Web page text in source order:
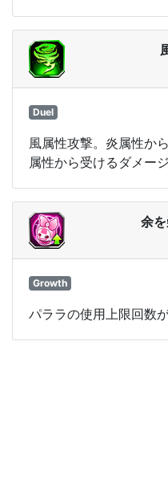
Duel
風属性攻撃。炎属性か
属性から受けるダメー
余を
Growth
パララの使用上限回数